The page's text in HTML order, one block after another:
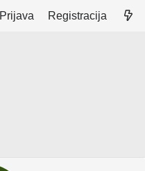
Prijava Registracija